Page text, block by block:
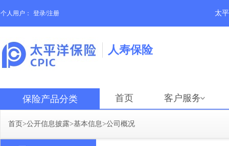
个人用户： 登录/注册 太
人寿保险
保险产品分类 首页 客户服务
首页>公开信息披露>基本信息>公司概况